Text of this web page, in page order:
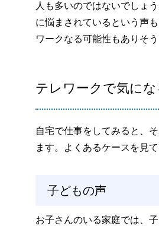
人も多いのではないでしょ
に悩まされているという声
ワークなる可能性もありそ
テレワークで気に
自宅で仕事をしてみると、
ます。よくあるケースを見て
子どもの声
お子さんのいる家庭では、